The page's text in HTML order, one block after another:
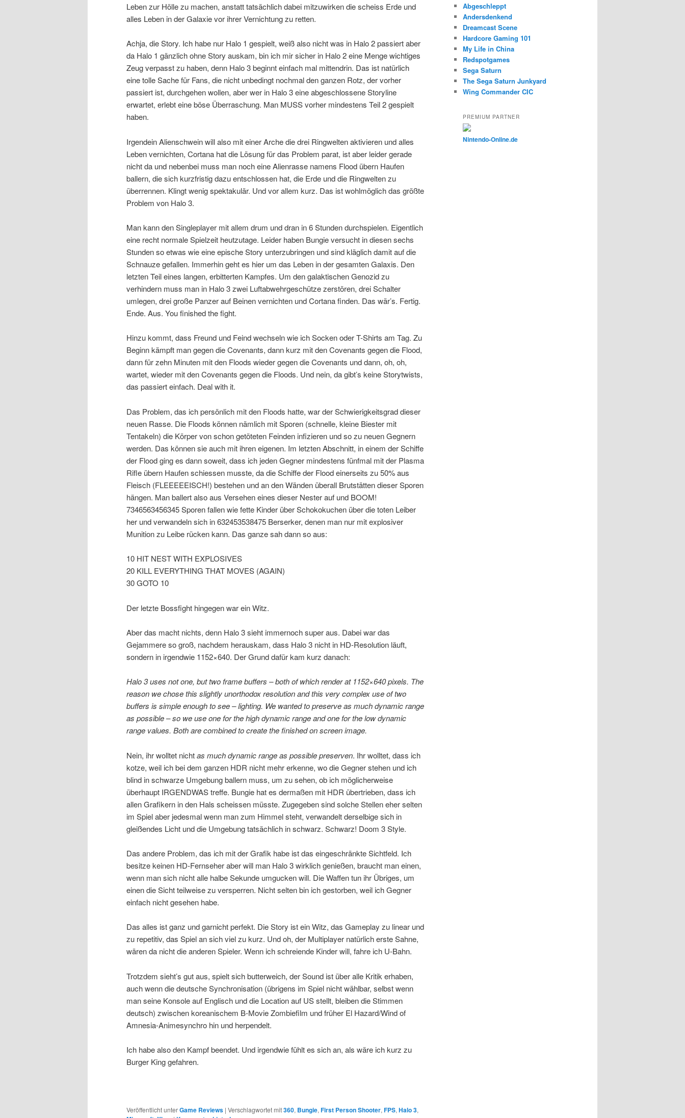
Leben zur Hölle zu machen, anstatt tatsächlich dabei mitzuwirken die scheiss Erde und
alles Leben in der Galaxie vor ihrer Vernichtung zu retten.
Achja, die Story. Ich habe nur Halo 1 gespielt, weiß also nicht was in Halo 2 passiert aber
da Halo 1 gänzlich ohne Story auskam, bin ich mir sicher in Halo 2 eine Menge wichtiges
Zeug verpasst zu haben, denn Halo 3 beginnt einfach mal mittendrin. Das ist natürlich
eine tolle Sache für Fans, die nicht unbedingt nochmal den ganzen Rotz, der vorher
passiert ist, durchgehen wollen, aber wer in Halo 3 eine abgeschlossene Storyline
erwartet, erlebt eine böse Überraschung. Man MUSS vorher mindestens Teil 2 gespielt
haben.
Irgendein Alienschwein will also mit einer Arche die drei Ringwelten aktivieren und alles
Leben vernichten, Cortana hat die Lösung für das Problem parat, ist aber leider gerade
nicht da und nebenbei muss man noch eine Alienrasse namens Flood übern Haufen
ballern, die sich kurzfristig dazu entschlossen hat, die Erde und die Ringwelten zu
überrennen. Klingt wenig spektakulär. Und vor allem kurz. Das ist wohlmöglich das größte
Problem von Halo 3.
Man kann den Singleplayer mit allem drum und dran in 6 Stunden durchspielen. Eigentlich
eine recht normale Spielzeit heutzutage. Leider haben Bungie versucht in diesen sechs
Stunden so etwas wie eine epische Story unterzubringen und sind kläglich damit auf die
Schnauze gefallen. Immerhin geht es hier um das Leben in der gesamten Galaxis. Den
letzten Teil eines langen, erbitterten Kampfes. Um den galaktischen Genozid zu
verhindern muss man in Halo 3 zwei Luftabwehrgeschütze zerstören, drei Schalter
umlegen, drei große Panzer auf Beinen vernichten und Cortana finden. Das wär’s. Fertig.
Ende. Aus. You finished the fight.
Hinzu kommt, dass Freund und Feind wechseln wie ich Socken oder T-Shirts am Tag. Zu
Beginn kämpft man gegen die Covenants, dann kurz mit den Covenants gegen die Flood,
dann für zehn Minuten mit den Floods wieder gegen die Covenants und dann, oh, oh,
wartet, wieder mit den Covenants gegen die Floods. Und nein, da gibt’s keine Storytwists,
das passiert einfach. Deal with it.
Das Problem, das ich persönlich mit den Floods hatte, war der Schwierigkeitsgrad dieser
neuen Rasse. Die Floods können nämlich mit Sporen (schnelle, kleine Biester mit
Tentakeln) die Körper von schon getöteten Feinden infizieren und so zu neuen Gegnern
werden. Das können sie auch mit ihren eigenen. Im letzten Abschnitt, in einem der Schiffe
der Flood ging es dann soweit, dass ich jeden Gegner mindestens fünfmal mit der Plasma
Rifle übern Haufen schiessen musste, da die Schiffe der Flood einerseits zu 50% aus
Fleisch (FLEEEEEISCH!) bestehen und an den Wänden überall Brutstätten dieser Sporen
hängen. Man ballert also aus Versehen eines dieser Nester auf und BOOM!
7346563456345 Sporen fallen wie fette Kinder über Schokokuchen über die toten Leiber
her und verwandeln sich in 632453538475 Berserker, denen man nur mit explosiver
Munition zu Leibe rücken kann. Das ganze sah dann so aus:
10 HIT NEST WITH EXPLOSIVES
20 KILL EVERYTHING THAT MOVES (AGAIN)
30 GOTO 10
Der letzte Bossfight hingegen war ein Witz.
Aber das macht nichts, denn Halo 3 sieht immernoch super aus. Dabei war das
Gejammere so groß, nachdem herauskam, dass Halo 3 nicht in HD-Resolution läuft,
sondern in irgendwie 1152×640. Der Grund dafür kam kurz danach:
Halo 3 uses not one, but two frame buffers – both of which render at 1152×640 pixels. The
reason we chose this slightly unorthodox resolution and this very complex use of two
buffers is simple enough to see – lighting. We wanted to preserve as much dynamic range
as possible – so we use one for the high dynamic range and one for the low dynamic
range values. Both are combined to create the finished on screen image.
Nein, ihr wolltet nichtas much dynamic range as possible preserven. Ihr wolltet, dass ich
kotze, weil ich bei dem ganzen HDR nicht mehr erkenne, wo die Gegner stehen und ich
blind in schwarze Umgebung ballern muss, um zu sehen, ob ich möglicherweise
überhaupt IRGENDWAS treffe. Bungie hat es dermaßen mit HDR übertrieben, dass ich
allen Grafikern in den Hals scheissen müsste. Zugegeben sind solche Stellen eher selten
im Spiel aber jedesmal wenn man zum Himmel steht, verwandelt derselbige sich in
gleißendes Licht und die Umgebung tatsächlich in schwarz. Schwarz! Doom 3 Style.
Das andere Problem, das ich mit der Grafik habe ist das eingeschränkte Sichtfeld. Ich
besitze keinen HD-Fernseher aber will man Halo 3 wirklich genießen, braucht man einen,
wenn man sich nicht alle halbe Sekunde umgucken will. Die Waffen tun ihr Übriges, um
einen die Sicht teilweise zu versperren. Nicht selten bin ich gestorben, weil ich Gegner
einfach nicht gesehen habe.
Das alles ist ganz und garnicht perfekt. Die Story ist ein Witz, das Gameplay zu linear und
zu repetitiv, das Spiel an sich viel zu kurz. Und oh, der Multiplayer natürlich erste Sahne,
wären da nicht die anderen Spieler. Wenn ich schreiende Kinder will, fahre ich U-Bahn.
Trotzdem sieht’s gut aus, spielt sich butterweich, der Sound ist über alle Kritik erhaben,
auch wenn die deutsche Synchronisation (übrigens im Spiel nicht wählbar, selbst wenn
man seine Konsole auf Englisch und die Location auf US stellt, bleiben die Stimmen
deutsch) zwischen koreanischem B-Movie Zombiefilm und früher El Hazard/Wind of
Amnesia-Animesynchro hin und herpendelt.
Ich habe also den Kampf beendet. Und irgendwie fühlt es sich an, als wäre ich kurz zu
Burger King gefahren.
Veröffentlicht unterGame Reviews | Verschlagwortet mit360, Bungie, First Person Shooter, FPS, Halo 3,
Abgeschleppt
Andersdenkend
Dreamcast Scene
Hardcore Gaming 101
My Life in China
Redspotgames
Sega Saturn
The Sega Saturn Junkyard
Wing Commander CIC
PREMIUM PARTNER
Nintendo-Online.de